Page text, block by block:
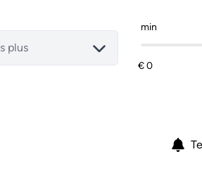
plus
min